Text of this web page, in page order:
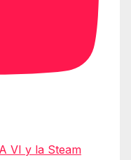
VI y la Steam